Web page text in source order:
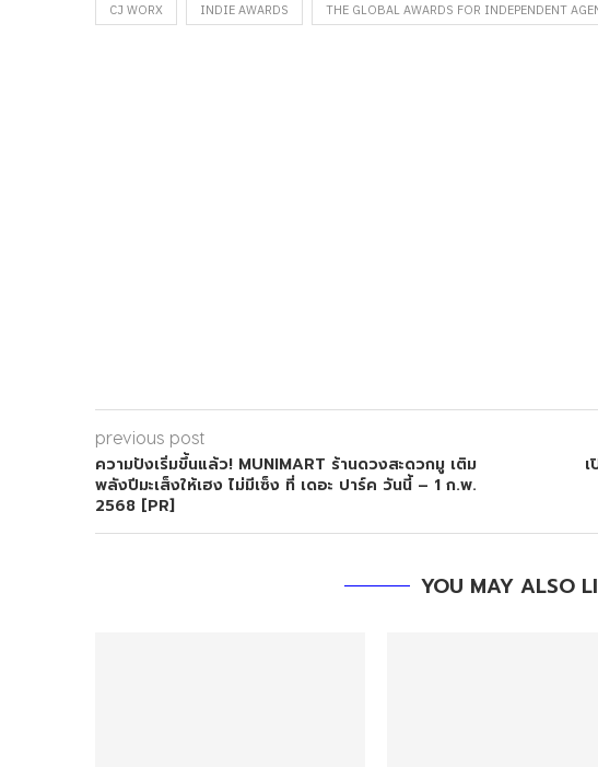
CJ WORX INDIE AWARDS THE GLOBAL AWARDS FOR INDEPENDENT
previous post
ความปังเริ่มขึ้นแล้ว! MUNIMART ร้านดวงสะดวกมู เติม
พลังปีมะเส็งให้เฮง ไม่มีเซ็ง ที่ เดอะ ปาร์ค วันนี้ – 1 ก.พ.
2568 [PR]
YOU MAY ALSO